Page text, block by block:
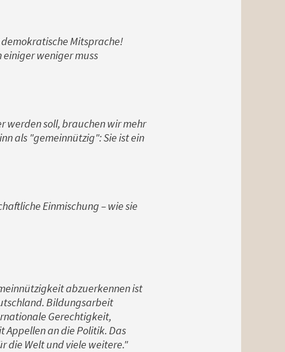
Mitsprache!
weniger muss
werden soll, brauchen wir mehr
als "gemeinnützig": Sie ist ein
Einmischung – wie sie
abzuerkennen ist
Bildungsarbeit
Gerechtigkeit,
an die Politik. Das
die Welt und viele weitere."